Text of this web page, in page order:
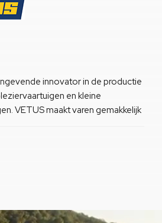
innovator in de productie
en kleine
VETUS maakt varen gemakkelijk